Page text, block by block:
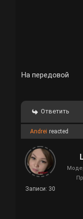
На передовой
Ответить
Andrei reacted
Записи: 30